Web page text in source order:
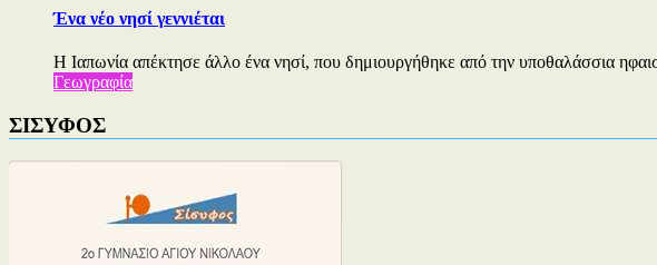
Ένα νέο νησί γεννιέται
Η Ιαπωνία απέκτησε άλλο ένα νησί, που δημιουργήθηκε από την υποθαλάσσια
Γεωγραφία
ΣΙΣΥΦΟΣ